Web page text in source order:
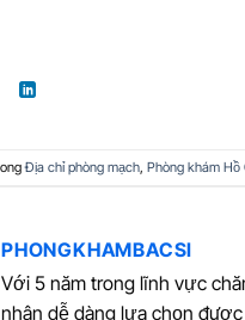
Địa chỉ phòng mạch, Phòng khám Hồ
PHONGKHAMBACSI
Với 5 năm trong lĩnh vực
nhân dễ dàng lựa chọn